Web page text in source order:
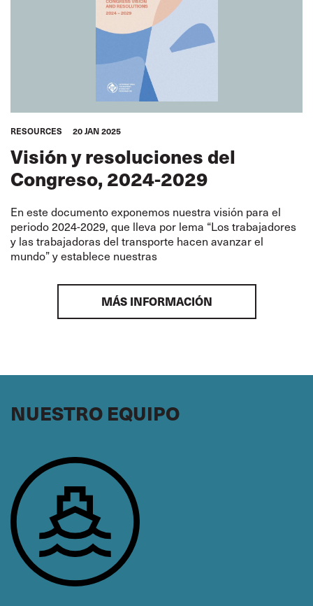
RESOURCES 20 JAN 2025
Visión y resoluciones del
Congreso, 2024-2029
En este documento exponemos nuestra visión para el
periodo 2024-2029, que lleva por lema “Los trabajadores
y las trabajadoras del transporte hacen avanzar el
mundo” y establece nuestras
MÁS INFORMACIÓN
NUESTRO EQUIPO